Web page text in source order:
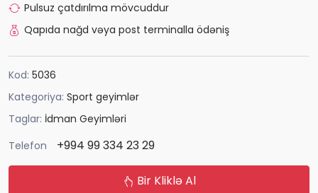
Pulsuz çatdırılma mövcuddur
Qapıda nağd vəya post terminalla ödəniş
Kod: 5036
Kategoriya: Sport geyimlər
Taglar: İdman Geyimləri
Telefon
+994 99 334 23 29
Bir Kliklə Al